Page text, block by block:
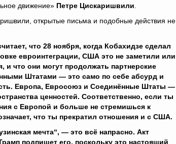
движение» Петре Цискаришвили
открытые письма и подобные действия не
что 28 ноября, когда Кобахидзе сделал
евроинтеграции, США это не заметили или
и что они могут продолжать партнерские
Штатами — это само по себе абсурд и
Европа, Евросоюз и Соединённые Штаты —
ценностей. Соответственно, если ты
с Европой и больше не стремишься к
что ты прекратил отношения и с США.
мечта“, — это всё напрасно. Акт
подпишет его, поскольку это настоящий